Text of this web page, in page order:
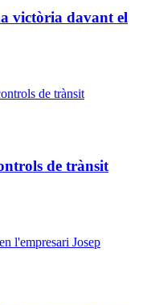
victòria davant el
de trànsit